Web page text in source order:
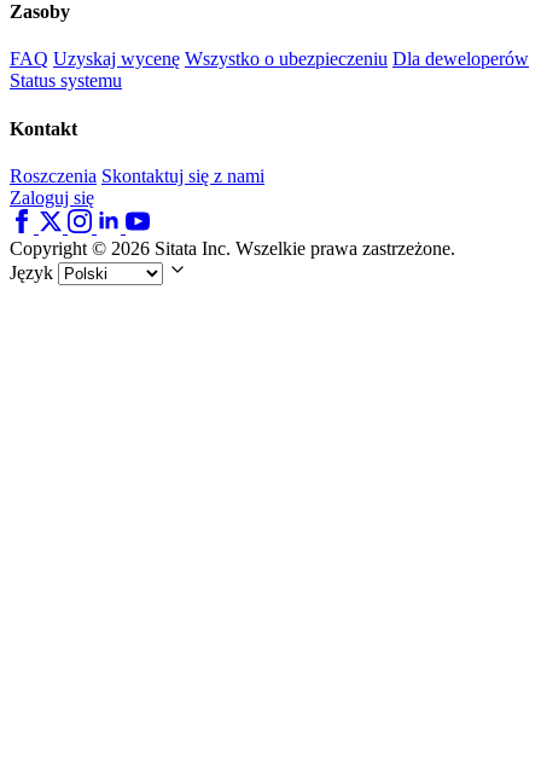
Zasoby
FAQ Uzyskaj wycenę Wszystko o ubezpieczeniu Dla deweloperów
Status systemu
Kontakt
Roszczenia Skontaktuj się z nami
Zaloguj się
Copyright © 2026 Sitata Inc. Wszelkie prawa zastrzeżone.
Język